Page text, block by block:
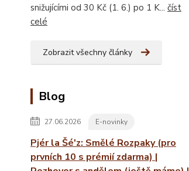
snižujícími od 30 Kč (1. 6.) po 1 K... číst
celé
Zobrazit všechny články
Blog
27.06.2026 E-novinky
Pjér la Šé'z: Smělé Rozpaky (pro
prvních 10 s prémií zdarma) |